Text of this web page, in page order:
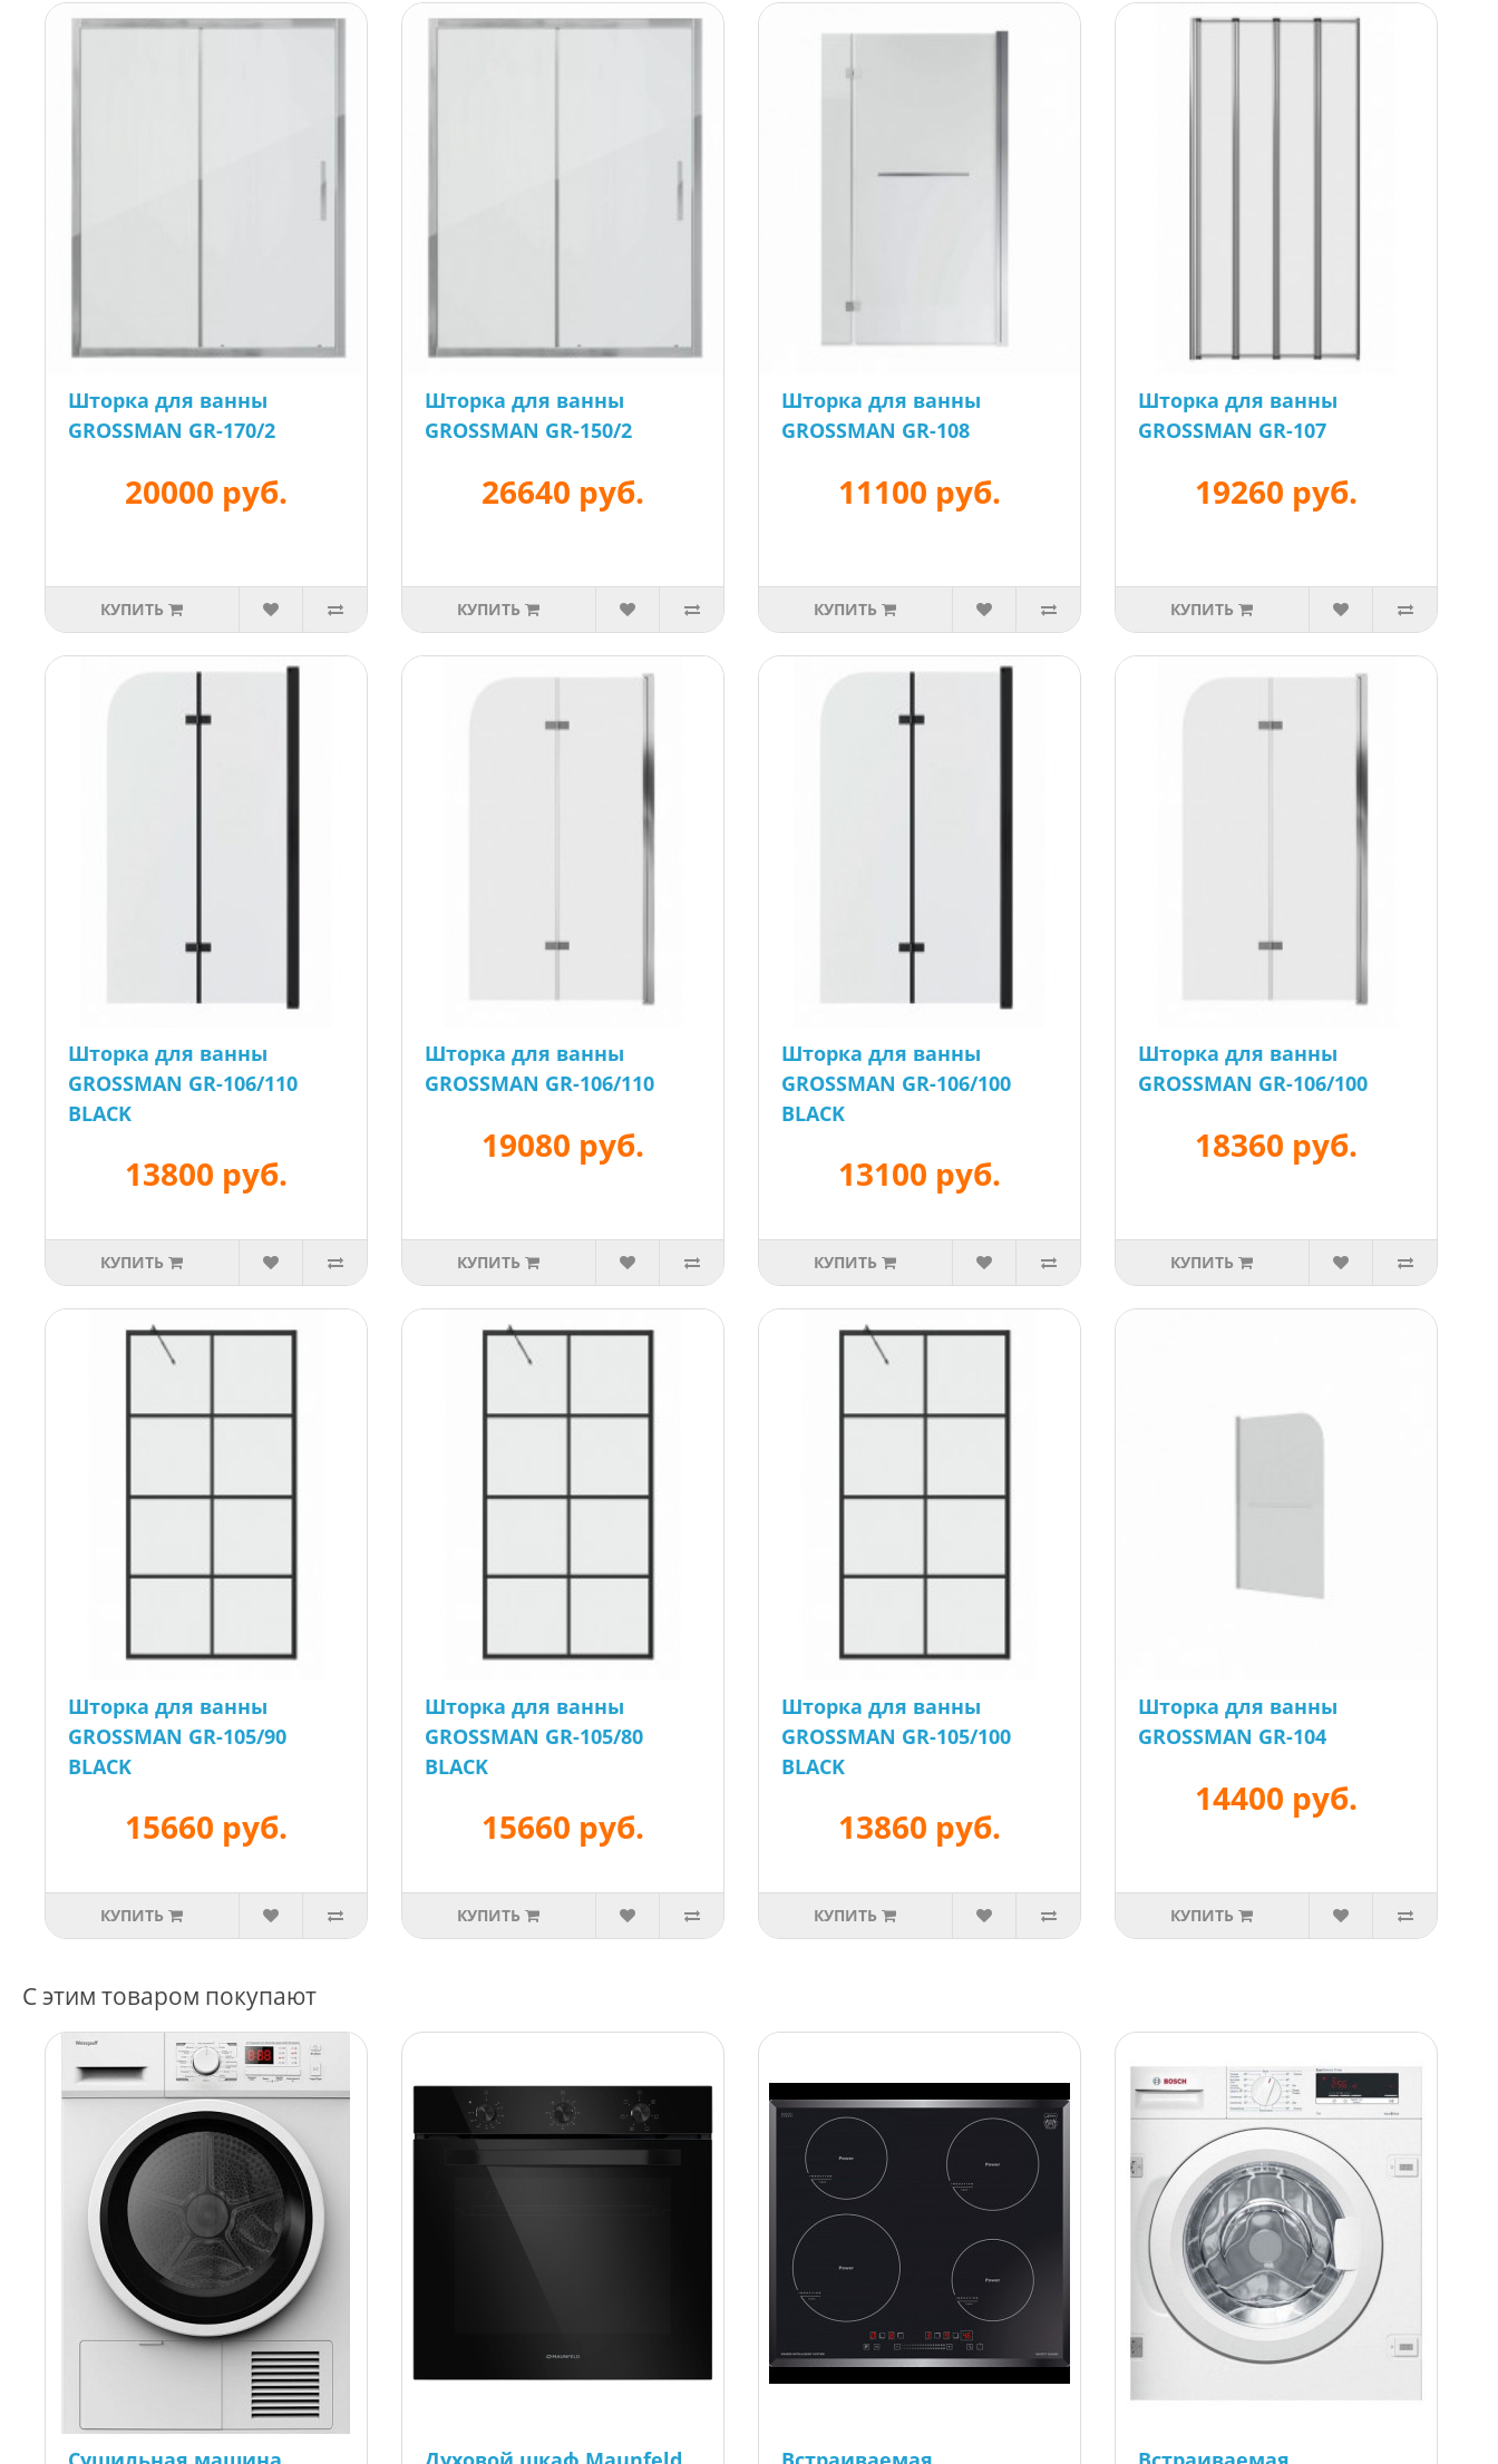
Шторка для ванны
GROSSMAN GR-170/2
20000 руб.
КУПИТЬ
Шторка для ванны
GROSSMAN GR-150/2
26640 руб.
КУПИТЬ
Шторка для ванны
GROSSMAN GR-108
11100 руб.
КУПИТЬ
Шторка для ванны
GROSSMAN GR-107
19260 руб.
КУПИТЬ
Шторка для ванны
GROSSMAN GR-106/110
BLACK
13800 руб.
КУПИТЬ
Шторка для ванны
GROSSMAN GR-106/110
19080 руб.
КУПИТЬ
Шторка для ванны
GROSSMAN GR-106/100
BLACK
13100 руб.
КУПИТЬ
Шторка для ванны
GROSSMAN GR-106/100
18360 руб.
КУПИТЬ
Шторка для ванны
GROSSMAN GR-105/90
BLACK
15660 руб.
КУПИТЬ
Шторка для ванны
GROSSMAN GR-105/80
BLACK
15660 руб.
КУПИТЬ
Шторка для ванны
GROSSMAN GR-105/100
BLACK
13860 руб.
КУПИТЬ
Шторка для ванны
GROSSMAN GR-104
14400 руб.
КУПИТЬ
С этим товаром покупают